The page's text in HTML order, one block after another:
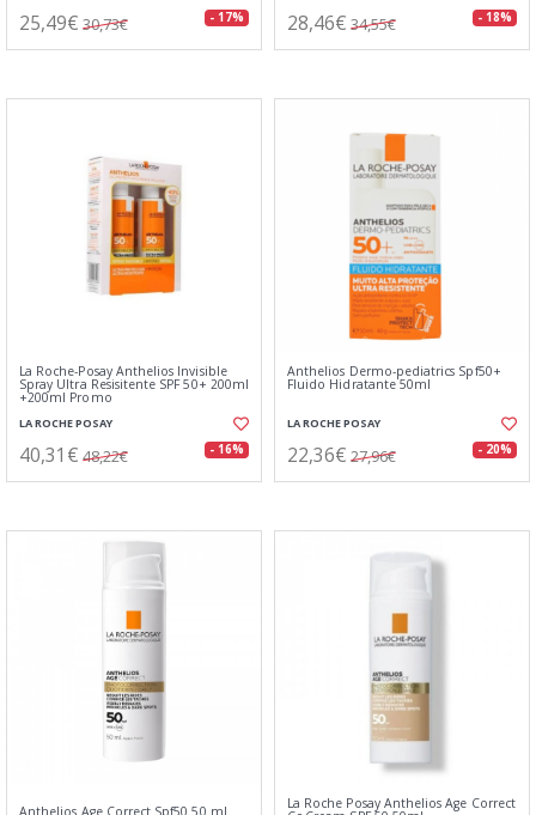
25,49€ 30,73€ - 17% 28,46€ 34,55€ - 18%
La Roche-Posay Anthelios Invisible
Spray Ultra Resisitente SPF 50+ 200ml
+200ml Promo
LA ROCHE POSAY
40,31€ 48,22€ - 16%
Anthelios Dermo-pediatrics Spf50+
Fluido Hidratante 50ml
LA ROCHE POSAY
22,36€ 27,96€ - 20%
Anthelios Age Correct Spf50 50 ml La Roche Posay Anthelios Age Correct